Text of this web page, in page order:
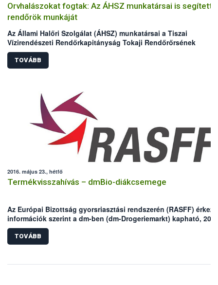
Orvhalászokat fogtak: Az ÁHSZ munkatársai is
rendőrök munkáját
Az Állami Halőri Szolgálat (ÁHSZ) munkatársai a Tiszai
Vízirendészeti Rendőrkapitányság Tokaji Rendőrőrsének
kollégáival két nap alatt két orvhalász csapatra csaptak le a
Malom-Tisza holtágban.
TOVÁBB
2016. május 23., hétfő
Termékvisszahívás – dmBio-diákcsemege
Az Európai Bizottság gyorsriasztási rendszerén (RASFF)
információk szerint a dm-ben (dm-Drogeriemarkt) kapható, 200
grammos kiszerelésű bio-diákcsemge „Ochratoxin A”
penészgomba toxinnal szennyezett.
TOVÁBB